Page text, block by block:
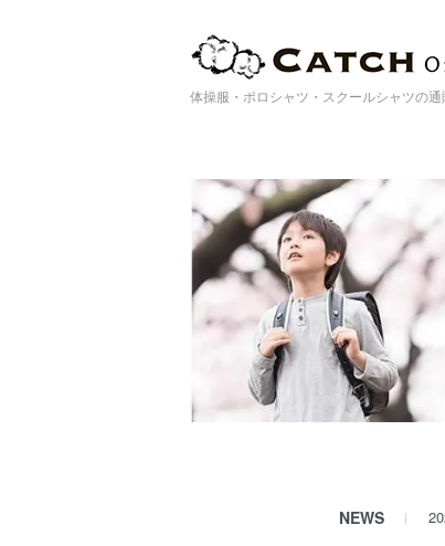
体操服・ポロシャツ・スクールシャツの
NEWS